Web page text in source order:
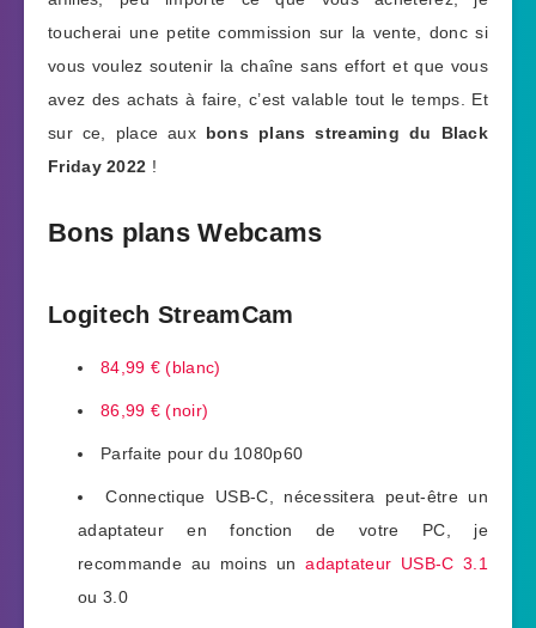
toucherai une petite commission sur la vente, donc si
vous voulez soutenir la chaîne sans effort et que vous
avez des achats à faire, c’est valable tout le temps. Et
sur ce, place aux bons plans streaming du Black
Friday 2022 !
Bons plans Webcams
Logitech StreamCam
84,99 € (blanc)
86,99 € (noir)
Parfaite pour du 1080p60
Connectique USB-C, nécessitera peut-être un
adaptateur en fonction de votre PC, je
recommande au moins unadaptateur USB-C 3.1
ou 3.0